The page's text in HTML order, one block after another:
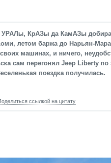
УРАЛы, КрАЗы да КамАЗы
летом баржа до Нарьян-
машинах, и ничего,
сам перегонял Jeep Liberty по
поездка получилась.
ссылкой на цитату